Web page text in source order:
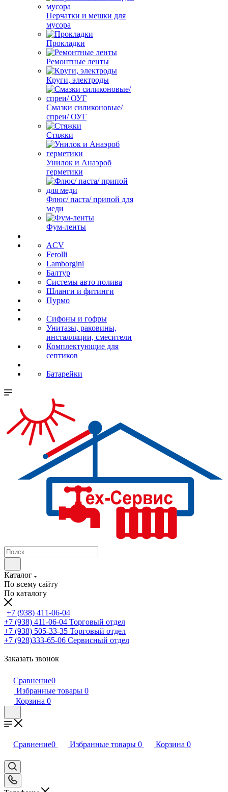
Перчатки и мешки для
мусора
Прокладки
Ремонтные ленты
Круги, электроды
Смазки силиконовые/
спреи/ ОУГ
Стяжки
Унилок и Анаэроб
герметики
Флюс/ паста/ припой для
меди
Фум-ленты
ACV
Ferolli
Lamborgini
Балтур
Системы авто полива
Шланги и фитинги
Пурмо
Сифоны и гофры
Унитазы, раковины,
инсталляции, смесители
Комплектующие для
септиков
Батарейки
Каталог
По всему сайту
По каталогу
+7 (938) 411-06-04
+7 (938) 411-06-04 Торговый отдел
+7 (938) 505-33-35 Торговый отдел
+7 (928)333-65-06 Сервисный отдел
Заказать звонок
Сравнение0
Избранные товары 0
Корзина 0
Сравнение0 Избранные товары 0 Корзина 0